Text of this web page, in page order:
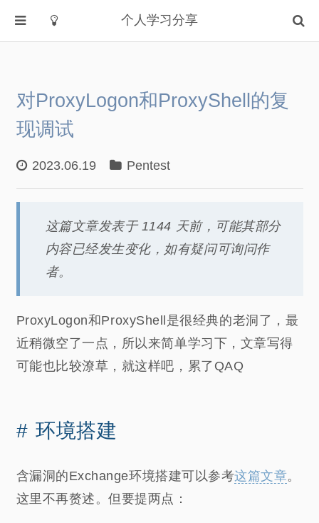
个人学习分享
AI
CTF
PHP代码审计
Pentest
python3
乱七八糟
读书笔记
随想
个人推荐
碎碎念
对ProxyLogon和ProxyShell的复
现调试
2023.06.19 Pentest
这篇文章发表于 1144 天前，可能其部分
内容已经发生变化，如有疑问可询问作
者。
ProxyLogon和ProxyShell是很经典的老洞了，最
近稍微空了一点，所以来简单学习下，文章写得
可能也比较潦草，就这样吧，累了QAQ
环境搭建
含漏洞的Exchange环境搭建可以参考这篇文章。
这里不再赘述。但要提两点：